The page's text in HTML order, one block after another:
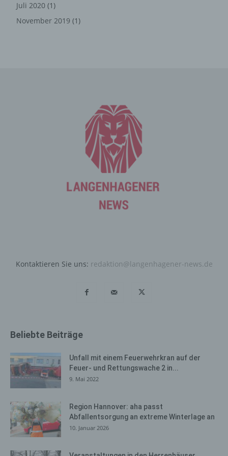
Juli 2020 (1)
November 2019 (1)
Kontaktieren Sie uns: redaktion@langenhagener-news.de
Beliebte Beiträge
Unfall mit einem Feuerwehrkran auf der
Feuer- und Rettungswache 2 in...
9. Mai 2022
Region Hannover: aha passt
Abfallentsorgung an extreme Winterlage an
10. Januar 2026
Mittels eines Cookies können die Informationen und
Besuch der Internetseite erneut seine Zugangsdaten
eingeben, weil dies von der Internetseite und dem auf
dem Computersystem des Benutzers abgelegten Cookie
übernommen wird. Ein weiteres Beispiel ist das Cookie
eines Warenkorbes im Online-Shop. Der Online-Shop
merkt sich die Artikel, die ein Kunde in den virtuellen
Warenkorb gelegt hat, über ein Cookie.
Die betroffene Person kann die Setzung von Cookies
durch unsere Internetseite jederzeit mittels einer
entsprechenden Einstellung des genutzten
gelöscht werden. Dies ist in allen gängigen
Person die Setzung von Cookies in dem genutzten
Erfassung von allgemeinen Daten
und Informationen
Die Internetseite erfasst mit jedem Aufruf der
Internetseite durch eine betroffene Person oder ein
automatisiertes System eine Reihe von allgemeinen
Daten und Informationen. Diese allgemeinen Daten und
Informationen werden in den Logfiles des Servers
gespeichert. Erfasst werden können die (1) verwendeten
Browsertypen und Versionen, (2) das vom zugreifenden